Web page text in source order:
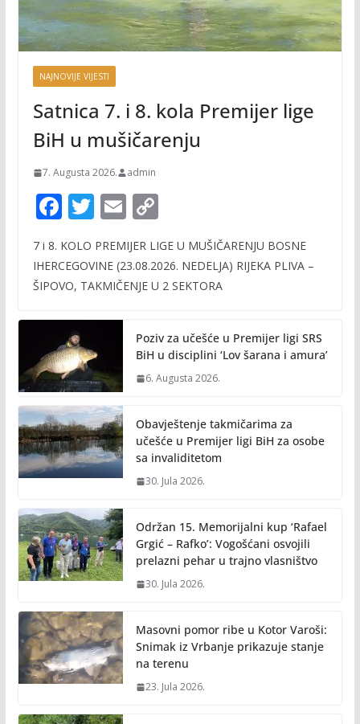
NAJNOVIJE VIJESTI
Satnica 7. i 8. kola Premijer lige
BiH u mušičarenju
7. Augusta 2026. admin
F
e
b
o
k
T
itt
er
E
ai
l
C
p
y
n
k
7 i 8. KOLO PREMIJER LIGE U MUŠIČARENJU BOSNE
IHERCEGOVINE (23.08.2026. NEDELJA) RIJEKA PLIVA –
ŠIPOVO, TAKMIČENJE U 2 SEKTORA
Poziv za učešće u Premijer ligi SRS
BiH u disciplini ‘Lov šarana i amura’
6. Augusta 2026.
Obavještenje takmičarima za
učešće u Premijer ligi BiH za osobe
sa invaliditetom
30. Jula 2026.
Održan 15. Memorijalni kup ‘Rafael
Grgić – Rafko’: Vogošćani osvojili
prelazni pehar u trajno vlasništvo
30. Jula 2026.
Masovni pomor ribe u Kotor Varoši:
Snimak iz Vrbanje prikazuje stanje
na terenu
23. Jula 2026.